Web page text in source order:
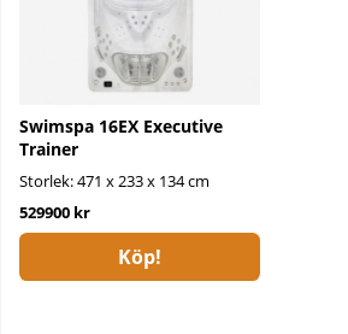
Swimspa 16EX Executive
Trainer
Storlek: 471 x 233 x 134 cm
529900 kr
Köp!